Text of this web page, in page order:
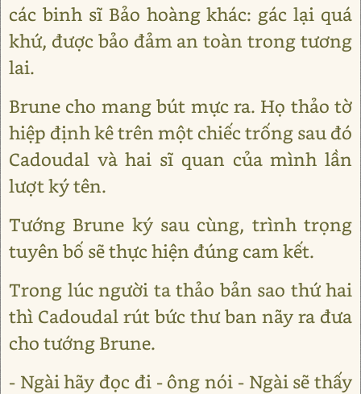
các binh sĩ Bảo hoàng khác: gác lại quá
khứ, được bảo đảm an toàn trong tương
lai.
Brune cho mang bút mực ra. Họ thảo tờ
hiệp định kê trên một chiếc trống sau đó
Cadoudal và hai sĩ quan của mình lần
lượt ký tên.
Tướng Brune ký sau cùng, trình trọng
tuyên bố sẽ thực hiện đúng cam kết.
Trong lúc người ta thảo bản sao thứ hai
thì Cadoudal rút bức thư ban nãy ra đưa
cho tướng Brune.
- Ngài hãy đọc đi - ông nói - Ngài sẽ thấy